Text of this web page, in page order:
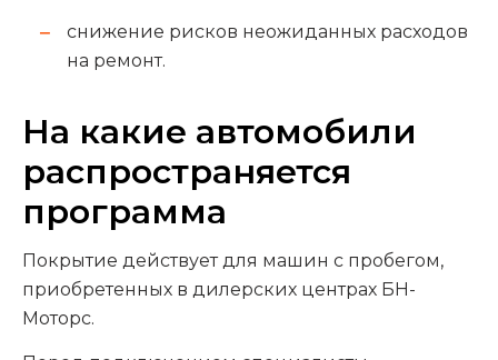
снижение рисков неожиданных расходов
на ремонт.
На какие автомобили
распространяется
программа
Покрытие действует для машин с пробегом,
приобретенных в дилерских центрах БН-
Моторс.